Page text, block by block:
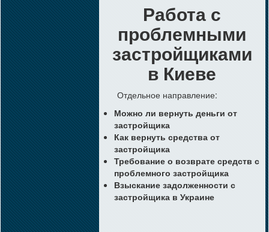
Работа с
проблемными
застройщиками
в Киеве
Отдельное направление:
Можно ли вернуть деньги от
застройщика
Как вернуть средства от
застройщика
Требование о возврате средств с
проблемного застройщика
Взыскание задолженности с
застройщика в Украине